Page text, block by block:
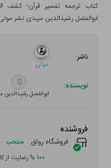
ابوالفضل رشیدالدین میبدی نشر
ناشر:
مولی
نویسنده:
ابوالفضل رشیدالدین
فروشنده
فروشگاه رواق منتخب
۱۰۰ %رضایت از